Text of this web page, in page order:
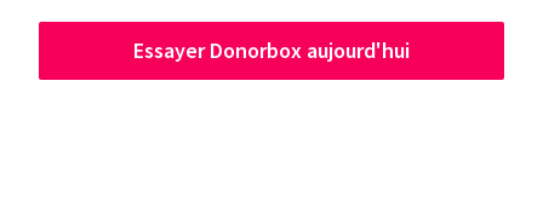
Essayer Donorbox aujourd'hui